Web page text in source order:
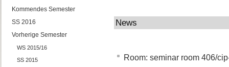
Kommendes Semester
SS 2016
Vorherige Semester
WS 2015/16
SS 2015
News
Room: seminar room 406/